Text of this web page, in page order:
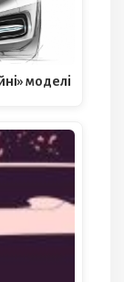
моделі